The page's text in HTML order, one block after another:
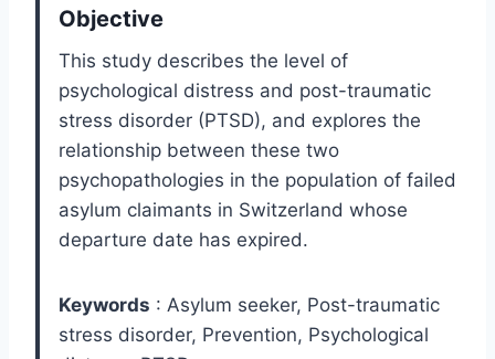
Objective
This study describes the level of
psychological distress and post-traumatic
stress disorder (PTSD), and explores the
relationship between these two
psychopathologies in the population of failed
asylum claimants in Switzerland whose
departure date has expired.
Keywords : Asylum seeker, Post-traumatic
stress disorder, Prevention, Psychological